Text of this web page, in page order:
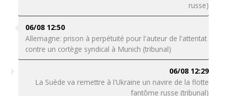
russe)
06/08 12:50
Allemagne: prison à perpétuité pour l'auteur de l'attentat
contre un cortège syndical à Munich (tribunal)
06/08 12:29
La Suède va remettre à l'Ukraine un navire de la flotte
fantôme russe (tribunal)